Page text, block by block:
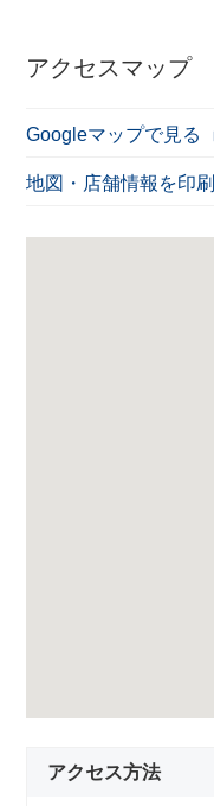
アクセスマップ
Googleマップで見る
地図・店舗情報を印刷
アクセス方法